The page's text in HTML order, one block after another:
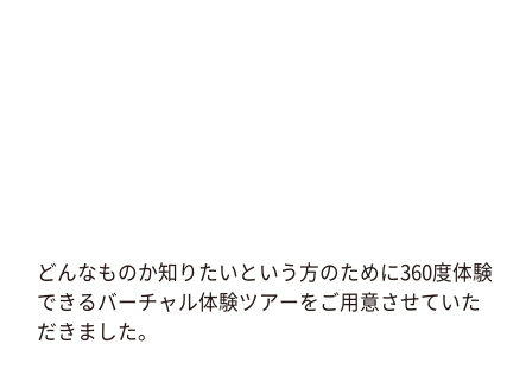
どんなものか知りたいという方のために360度体験
できるバーチャル体験ツアーをご用意させていた
だきました。